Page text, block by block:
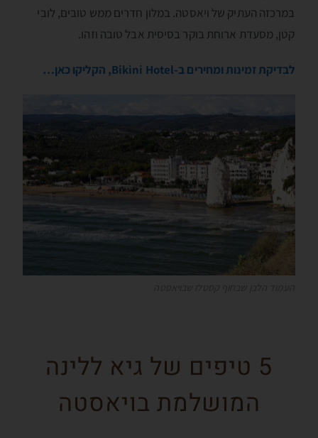
במרכזה העתיק של ויאסטה. במלון חדרים ממש טובים, לובי
קטן, מסעדת ארוחת בוקר בסיסית אבל טובה וזהו.
לבדיקת זמינות ומחירים ב-Bikini Hotel, הקליקו כאן…
5 טיפים של גיא ללינה
המושלמת בויאסטה